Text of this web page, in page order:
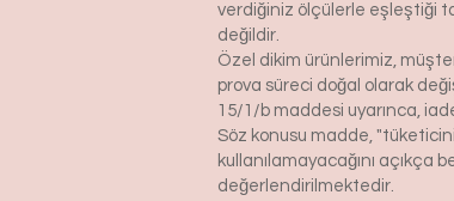
verdiğiniz ölçülerle eşleştiği
değildir.
Özel dikim ürünlerimiz,
prova süreci doğal olarak
15/1/b maddesi uyarınca,
Söz konusu madde,
kullanılamayacağını
değerlendirilmektedir.